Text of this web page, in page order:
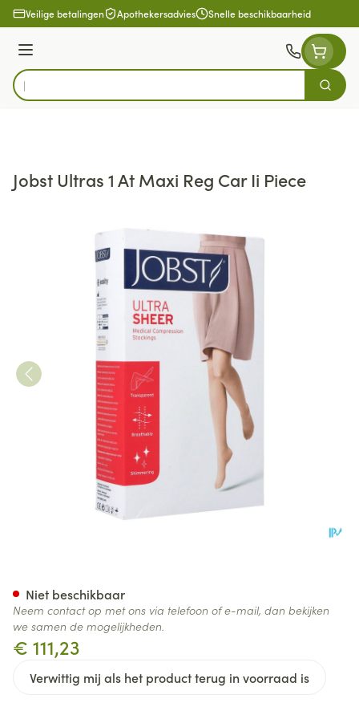
Ga naar de inhoud
Veilige betalingen Apothekersadvies Snelle beschikbaarheid
Menu
Product, merk, categorie...
Zoek
Jobst Ultras 1 At Maxi Reg Car Ii Piece
€ 111,23
Verwittig mij als het product terug in voorraad is
Niet beschikbaar
Neem contact op met ons via telefoon of e-mail, dan bekijken
we samen de mogelijkheden.